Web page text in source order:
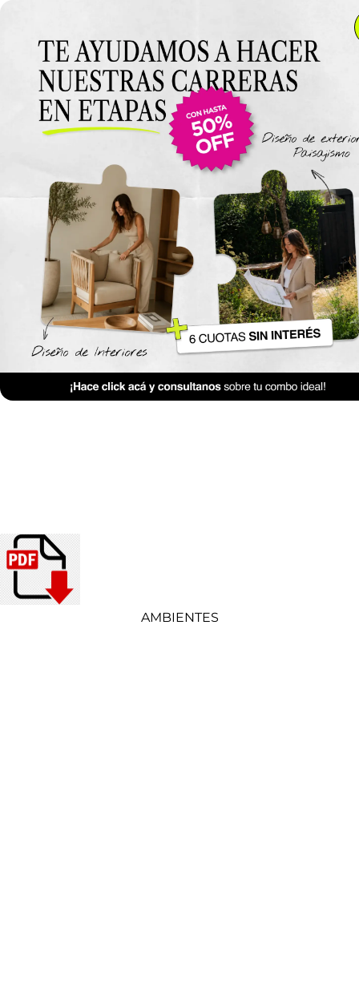
Anterior Clase
Clase 12
Materiales
AMBIENTES